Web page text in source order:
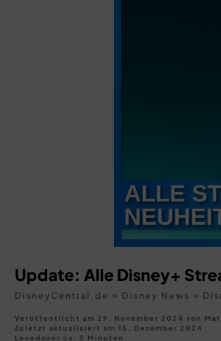
Update: Alle Disney+
DisneyCentral.de » Disney News »
Veröffentlicht am 29. November 2024 von
Zuletzt aktualisiert am 15. Dezember 2024
Lesedauer ca. 2 Minuten